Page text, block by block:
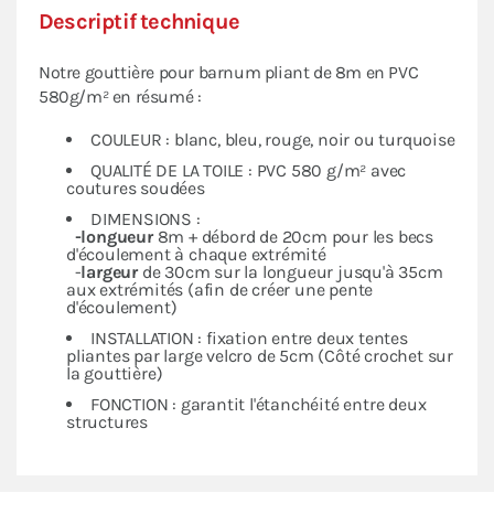
Descriptif technique
Notre gouttière pour barnum pliant de 8m en PVC
580g/m² en résumé :
COULEUR : blanc, bleu, rouge, noir ou turquoise
QUALITÉ DE LA TOILE : PVC 580 g/m² avec
coutures soudées
DIMENSIONS :
-longueur8m + débord de 20cm pour les becs
d'écoulement à chaque extrémité
-largeurde 30cm sur la longueur jusqu'à 35cm
aux extrémités (afin de créer une pente
d'écoulement)
INSTALLATION : fixation entre deux tentes
pliantes par large velcro de 5cm (Côté crochet sur
la gouttière)
FONCTION : garantit l'étanchéité entre deux
structures